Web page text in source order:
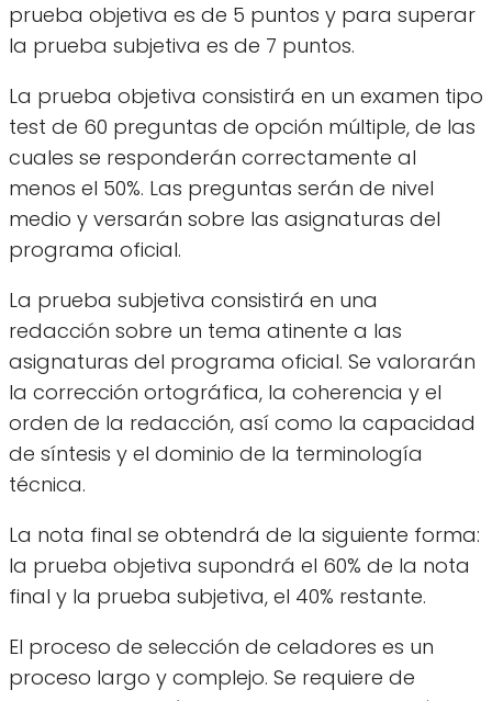
prueba objetiva es de 5 puntos y para superar
la prueba subjetiva es de 7 puntos.
La prueba objetiva consistirá en un examen tipo
test de 60 preguntas de opción múltiple, de las
cuales se responderán correctamente al
menos el 50%. Las preguntas serán de nivel
medio y versarán sobre las asignaturas del
programa oficial.
La prueba subjetiva consistirá en una
redacción sobre un tema atinente a las
asignaturas del programa oficial. Se valorarán
la corrección ortográfica, la coherencia y el
orden de la redacción, así como la capacidad
de síntesis y el dominio de la terminología
técnica.
La nota final se obtendrá de la siguiente forma:
la prueba objetiva supondrá el 60% de la nota
final y la prueba subjetiva, el 40% restante.
El proceso de selección de celadores es un
proceso largo y complejo. Se requiere de